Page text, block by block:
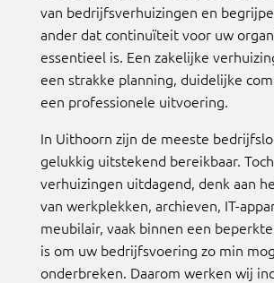
van bedrijfsverhuizingen en
ander dat continuïteit voor uw
essentieel is. Een zakelijke
een strakke planning, duidelijke
een professionele uitvoering.
In Uithoorn zijn de meeste
gelukkig uitstekend bereikbaar.
verhuizingen uitdagend, denk aan
van werkplekken, archieven, IT-
meubilair, vaak binnen een
is om uw bedrijfsvoering zo min
onderbreken. Daarom werken wij